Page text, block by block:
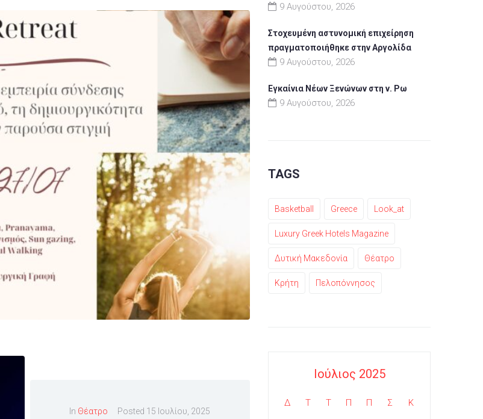
In Θέατρο Posted 15 Ιουλίου, 2025
9 Αυγούστου, 2026
Στοχευμένη αστυνομική επιχείρηση
πραγματοποιήθηκε στην Αργολίδα
9 Αυγούστου, 2026
Εγκαίνια Νέων Ξενώνων στη ν. Ρω
9 Αυγούστου, 2026
TAGS
Basketball Greece Look_at
Luxury Greek Hotels Magazine
Δυτική Μακεδονία Θέατρο
Κρήτη Πελοπόννησος
Ιούλιος 2025
Δ Τ Τ Π Π Σ Κ